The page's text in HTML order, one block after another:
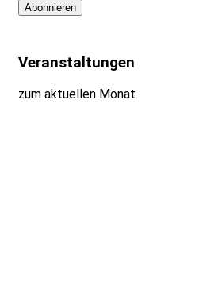
Veranstaltungen
zum aktuellen Monat